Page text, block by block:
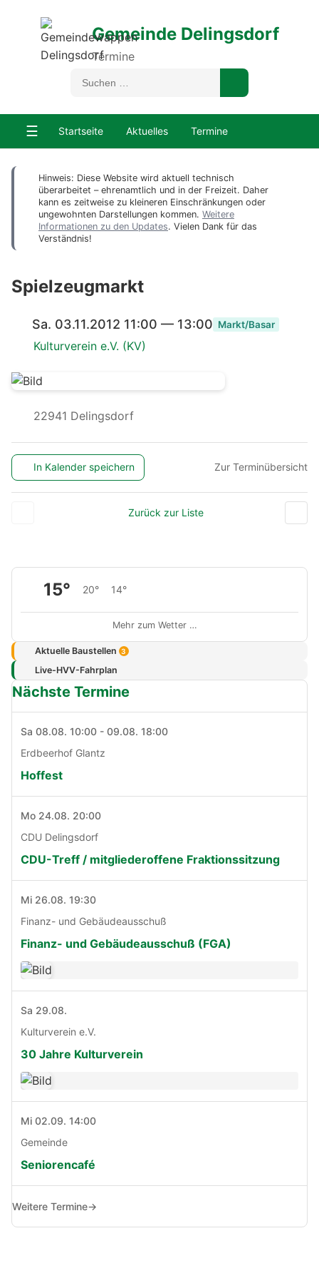
Gemeinde Delingsdorf
Termine
☰ Startseite Aktuelles Termine
Hinweis: Diese Website wird aktuell technisch
überarbeitet – ehrenamtlich und in der Freizeit. Daher
kann es zeitweise zu kleineren Einschränkungen oder
ungewohnten Darstellungen kommen. Weitere
Informationen zu den Updates. Vielen Dank für das
Verständnis!
Spielzeugmarkt
Sa. 03.11.2012 11:00 — 13:00 Markt/Basar
Kulturverein e.V. (KV)
22941 Delingsdorf
In Kalender speichern Zur Terminübersicht
Zurück zur Liste
15° 20° 14°
Mehr zum Wetter …
Aktuelle Baustellen 3
Live-HVV-Fahrplan
Nächste Termine
Sa 08.08. 10:00 - 09.08. 18:00
Erdbeerhof Glantz
Hoffest
Mo 24.08. 20:00
CDU Delingsdorf
CDU-Treff / mitgliederoffene Fraktionssitzung
Mi 26.08. 19:30
Finanz- und Gebäudeausschuß
Finanz- und Gebäudeausschuß (FGA)
Sa 29.08.
Kulturverein e.V.
30 Jahre Kulturverein
Mi 02.09. 14:00
Gemeinde
Seniorencafé
Weitere Termine→